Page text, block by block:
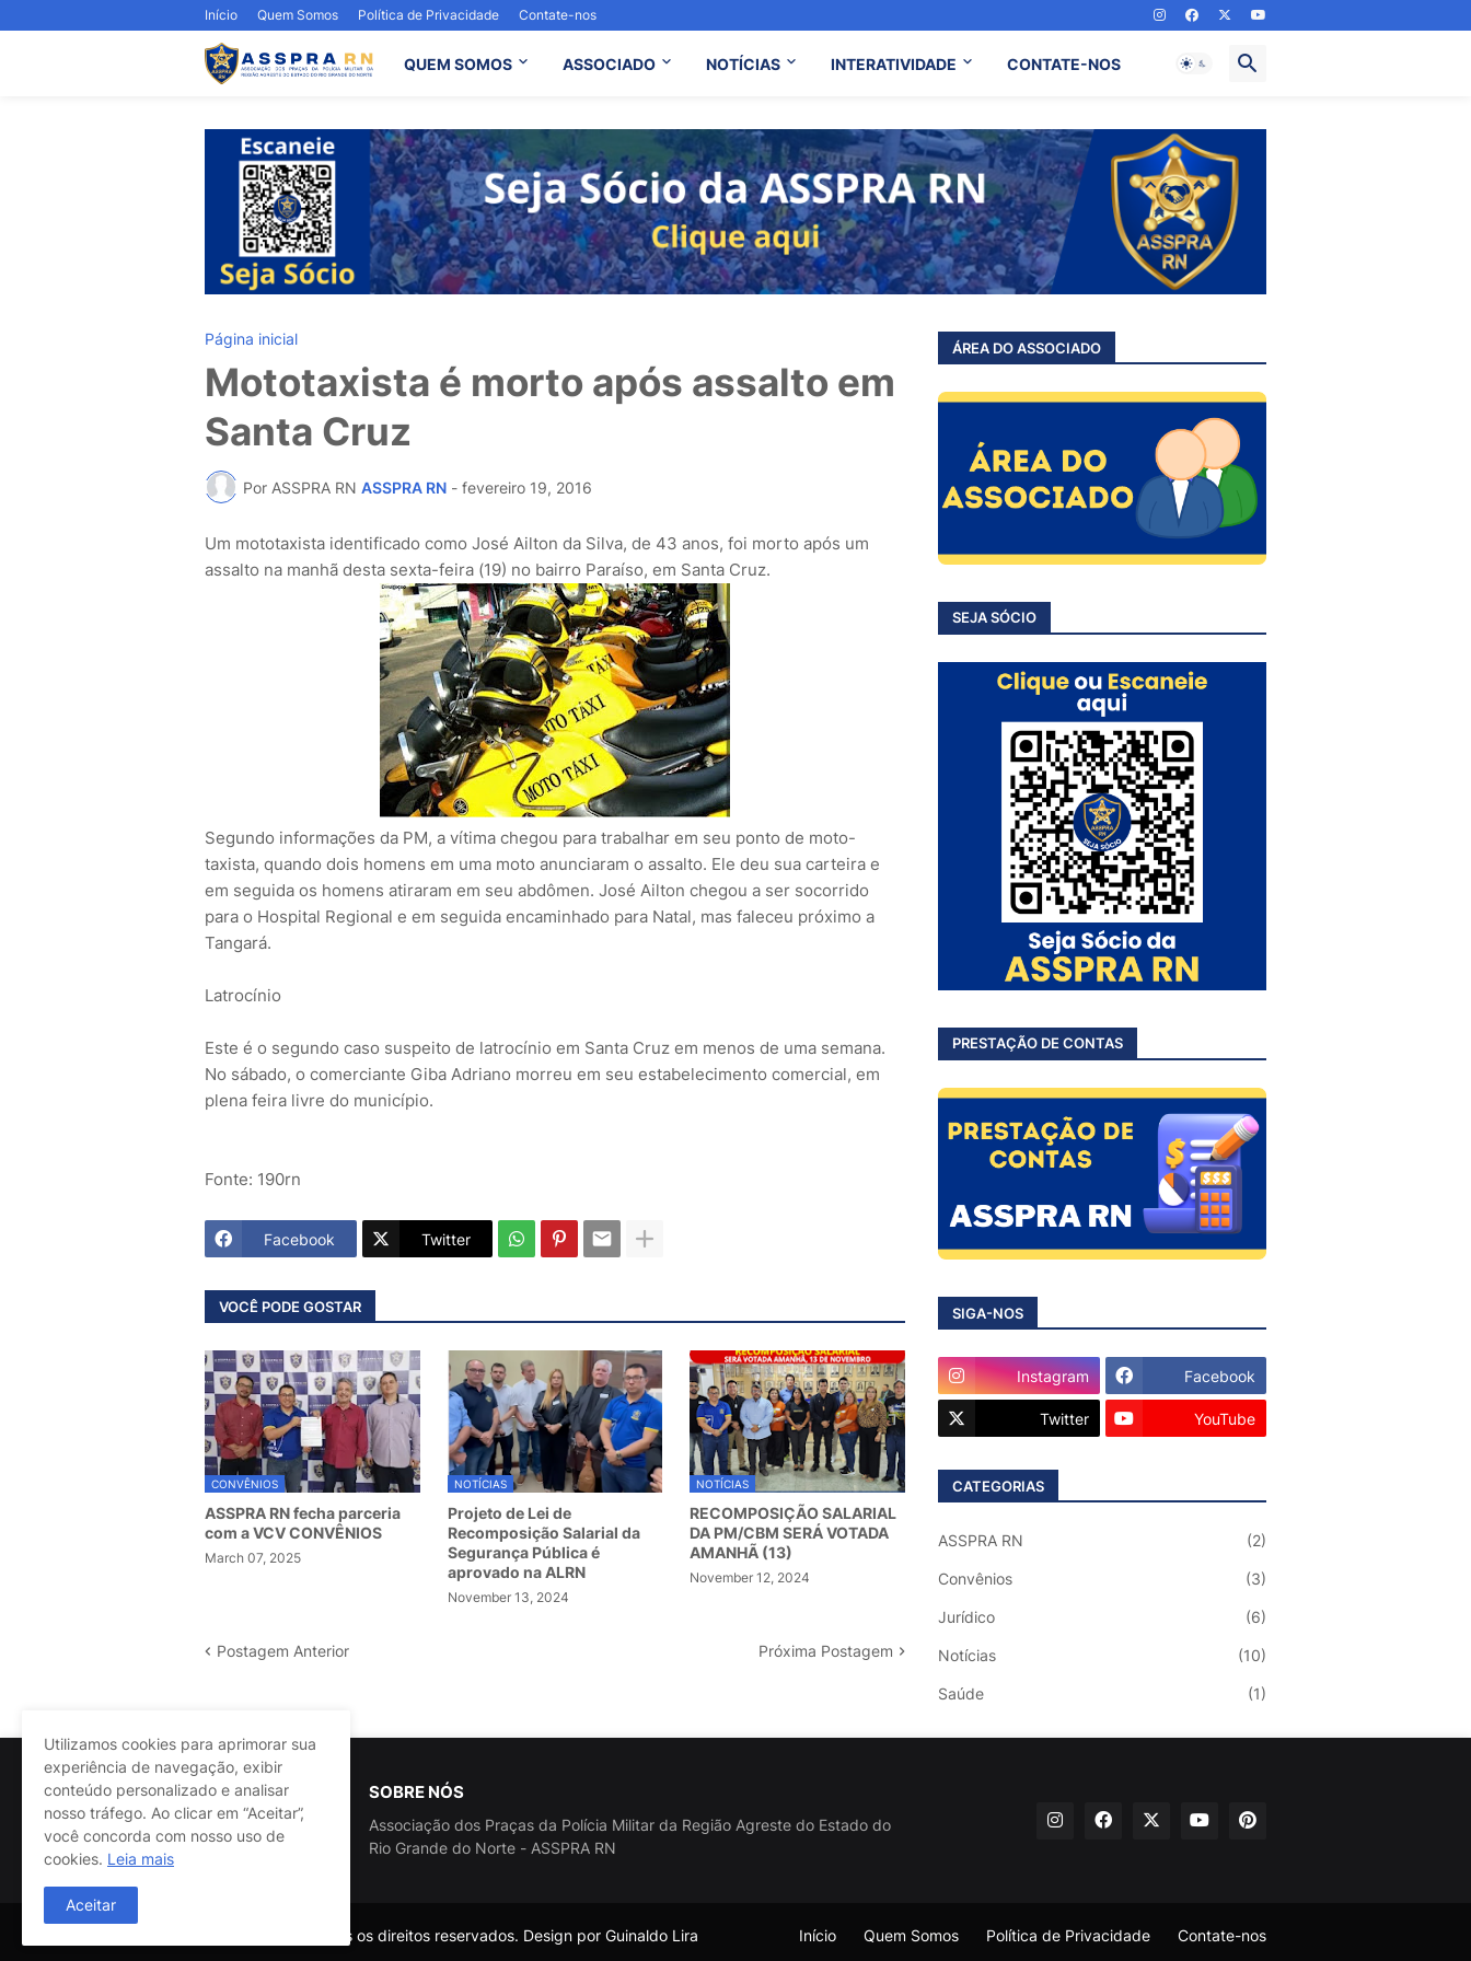
Início Quem Somos Política de Privacidade Contate-nos
QUEM SOMOS ASSOCIADO NOTÍCIAS INTERATIVIDADE CONTATE-NOS
Página inicial
Mototaxista é morto após assalto em
Santa Cruz
Por ASSPRA RN ASSPRA RN - fevereiro 19, 2016
Um mototaxista identificado como José Ailton da Silva, de 43 anos, foi morto após um
assalto na manhã desta sexta-feira (19) no bairro Paraíso, em Santa Cruz.
Segundo informações da PM, a vítima chegou para trabalhar em seu ponto de moto-
taxista, quando dois homens em uma moto anunciaram o assalto. Ele deu sua carteira e
em seguida os homens atiraram em seu abdômen. José Ailton chegou a ser socorrido
para o Hospital Regional e em seguida encaminhado para Natal, mas faleceu próximo a
Tangará.
Latrocínio
Este é o segundo caso suspeito de latrocínio em Santa Cruz em menos de uma semana.
No sábado, o comerciante Giba Adriano morreu em seu estabelecimento comercial, em
plena feira livre do município.
Fonte: 190rn
Facebook Twitter
VOCÊ PODE GOSTAR
CONVÊNIOS
ASSPRA RN fecha parceria
com a VCV CONVÊNIOS
March 07, 2025
NOTÍCIAS
Projeto de Lei de
Recomposição Salarial da
Segurança Pública é
aprovado na ALRN
November 13, 2024
NOTÍCIAS
RECOMPOSIÇÃO SALARIAL
DA PM/CBM SERÁ VOTADA
AMANHÃ (13)
November 12, 2024
Postagem Anterior Próxima Postagem
ÁREA DO ASSOCIADO
SEJA SÓCIO
PRESTAÇÃO DE CONTAS
SIGA-NOS
Instagram Facebook
Twitter YouTube
CATEGORIAS
ASSPRA RN (2)
Convênios (3)
Jurídico (6)
Notícias (10)
Saúde (1)
SOBRE NÓS
Associação dos Praças da Polícia Militar da Região Agreste do Estado do
Rio Grande do Norte - ASSPRA RN
@ASSPRA RN Todos os direitos reservados. Design por Guinaldo Lira Início Quem Somos Política de Privacidade Contate-nos
Utilizamos cookies para aprimorar sua
experiência de navegação, exibir
conteúdo personalizado e analisar
nosso tráfego. Ao clicar em “Aceitar”,
você concorda com nosso uso de
cookies. Leia mais
Aceitar